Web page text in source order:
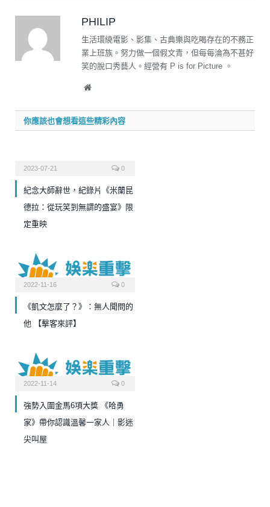
PHILIP
生活環繞電影、影集、古典樂與吃喝存在的不務正
業上班族。努力做一個假文青，但每每淪為不甚好
笑的脫口秀藝人。經營有 P is for Picture 。
Website
你應該也會想看這些精彩內容
2023-07-21 0
紀念大師辭世，紀錄片《米蘭昆
德拉：從玩笑到無謂的盛宴》限
定重映
2022-11-16 0
《凱文怎麼了？》：無人聞問的
他 【擊客來評】
2022-11-14 0
強勢入圍金馬6項大獎 《哈勇
家》帶你認識溫馨一家人｜影迷
尖叫屋